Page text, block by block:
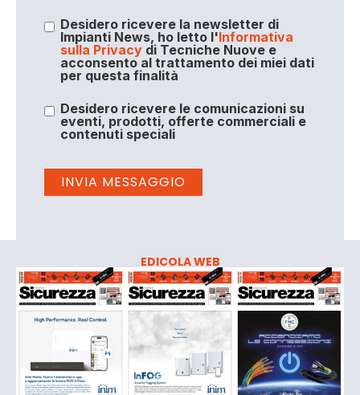
Desidero ricevere la newsletter di
Impianti News, ho letto l'Informativa
sulla Privacydi Tecniche Nuove e
acconsento al trattamento dei miei dati
per questa finalità
Desidero ricevere le comunicazioni su
eventi, prodotti, offerte commerciali e
contenuti speciali
EDICOLA WEB